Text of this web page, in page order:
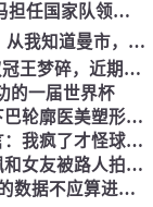
[精彩资讯]斯基拉：意大利足协邀请布冯担任国家队领队，但遭到
【值得一看】第4轮曼市德比！安德森：从我知道曼市，曼城就是这
【精彩资讯】7月不胜！足球报：蓉城双冠王梦碎，近期成绩下滑要
的一届世界杯
[体育视频]卧槽你是谁？维尼修斯接受下巴轮廓医美塑形，突然变
[世界杯]阿根廷总统回应对球员发火传言：我疯了才怪球员？全是
[体育头条]迈阿密真好玩！实拍：姆巴佩和女友被路人拍到在夜店
[今日视频]你认同吗❓️CBS嘉宾：季军赛的数据不应算进去，